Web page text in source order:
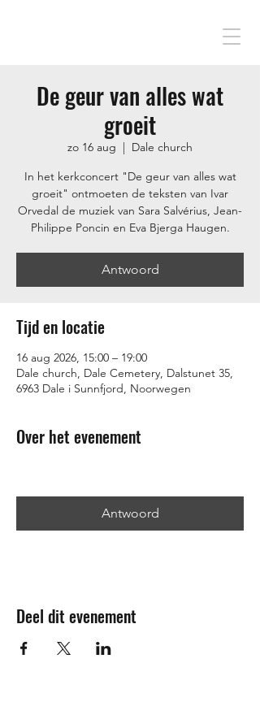
De geur van alles wat
groeit
zo 16 aug
  |
Dale church
In het kerkconcert "De geur van alles wat
groeit" ontmoeten de teksten van Ivar
Orvedal de muziek van Sara Salvérius, Jean-
Philippe Poncin en Eva Bjerga Haugen.
Antwoord
Tijd en locatie
16 aug 2026, 15:00 – 19:00
Dale church, Dale Cemetery, Dalstunet 35,
6963 Dale i Sunnfjord, Noorwegen
Over het evenement
Antwoord
Deel dit evenement